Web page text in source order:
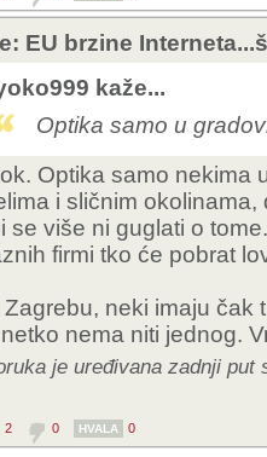
EU brzine
kaže...
Optika samo u
Optika samo nekima
i sličnim
se više ni guglati o
firmi tko će pobrat
Zagrebu, neki imaju čak
nema niti jednog.
je uređivana zadnji put
2 0 HVALA 0